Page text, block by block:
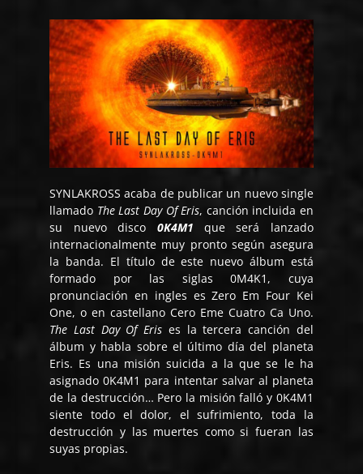
SYNLAKROSS acaba de publicar un nuevo single
llamado The Last Day Of Eris, canción incluida en
su nuevo disco 0K4M1 que será lanzado
internacionalmente muy pronto según asegura
la banda. El título de este nuevo álbum está
formado por las siglas 0M4K1, cuya
pronunciación en ingles es Zero Em Four Kei
One, o en castellano Cero Eme Cuatro Ca Uno.
The Last Day Of Eris es la tercera canción del
álbum y habla sobre el último día del planeta
Eris. Es una misión suicida a la que se le ha
asignado 0K4M1 para intentar salvar al planeta
de la destrucción… Pero la misión falló y 0K4M1
siente todo el dolor, el sufrimiento, toda la
destrucción y las muertes como si fueran las
suyas propias.